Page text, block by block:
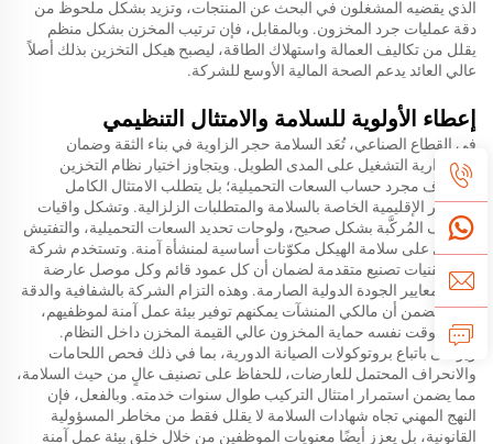
الذي يقضيه المشغلون في البحث عن المنتجات، وتزيد بشكل ملحوظ من
دقة عمليات جرد المخزون. وبالمقابل، فإن ترتيب المخزن بشكل منظم
يقلل من تكاليف العمالة واستهلاك الطاقة، ليصبح هيكل التخزين بذلك أصلاً
عالي العائد يدعم الصحة المالية الأوسع للشركة.
إعطاء الأولوية للسلامة والامتثال التنظيمي
في القطاع الصناعي، تُعَد السلامة حجر الزاوية في بناء الثقة وضمان
استمرارية التشغيل على المدى الطويل. ويتجاوز اختيار نظام التخزين
بالرفوف مجرد حساب السعات التحميلية؛ بل يتطلب الامتثال الكامل
للمعايير الإقليمية الخاصة بالسلامة والمتطلبات الزلزالية. وتشكل واقيات
الرفوف المُركَّبة بشكل صحيح، ولوحات تحديد السعات التحميلية، والتفتيش
الدوري على سلامة الهيكل مكوّنات أساسية لمنشأة آمنة. وتستخدم شركة
كليدا تقنيات تصنيع متقدمة لضمان أن كل عمود قائم وكل موصل عارضة
يلبّيان معايير الجودة الدولية الصارمة. وهذه التزام الشركة بالشفافية والدقة
الفنية يضمن أن مالكي المنشآت يمكنهم توفير بيئة عمل آمنة لموظفيهم،
وفي الوقت نفسه حماية المخزون عالي القيمة المخزن داخل النظام.
ويوصى باتباع بروتوكولات الصيانة الدورية، بما في ذلك فحص اللحامات
والانحراف المحتمل للعارضات، للحفاظ على تصنيف عالٍ من حيث السلامة،
مما يضمن استمرار امتثال التركيب طوال سنوات خدمته. وبالفعل، فإن
النهج المهني تجاه شهادات السلامة لا يقلل فقط من مخاطر المسؤولية
القانونية، بل يعزز أيضًا معنويات الموظفين من خلال خلق بيئة عمل آمنة